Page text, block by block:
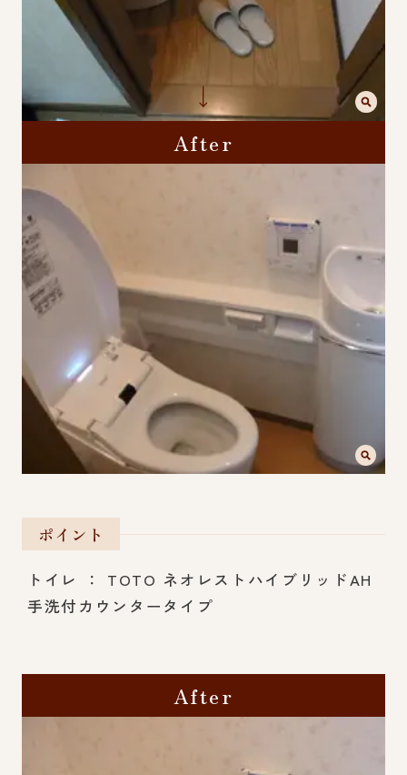
After
ポイント
トイレ ： TOTO ネオレストハイブリッドAH
手洗付カウンタータイプ
After